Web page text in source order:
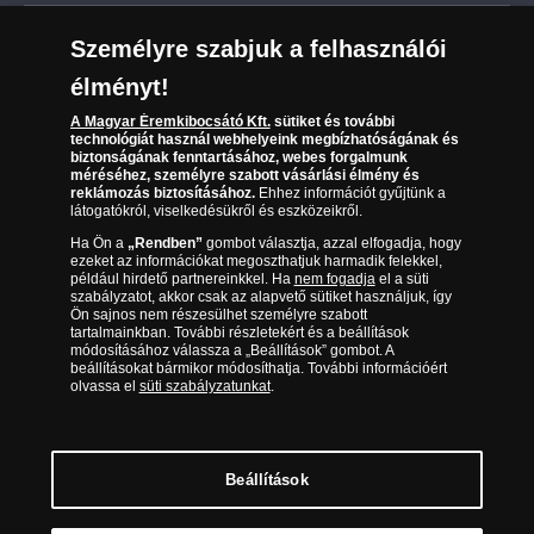
Kézbesítés
Reklamáció
Visszaküldés
Elállási űrlap
Karrier
Sütik (cookies) használata
Süti (cookies)Beállítások
Társaságunkról
Az érmék és érmek ára és értéke
Gyakran ismételt kérdések
Adatkezelés
06 80 888 889
(díjmentesen hívható hétfőtől csütörtökig 9.00 és 17.00
óra között, péntekenként 9.00 és 15.00 óra között)
Magyar Éremkibocsátó Kft. 1134 Budapest, Váci út 33. Cégjegyzékszám: 01-09-
957944, Adószám: 23275395-2-41 A Társaság a Magyar Kereskedelmi
Személyre szabjuk a felhasználói
élményt!
A Magyar Éremkibocsátó Kft.sütiket és további
technológiát használ webhelyeink megbízhatóságának és
biztonságának fenntartásához, webes forgalmunk
méréséhez, személyre szabott vásárlási élmény és
reklámozás biztosításához.Ehhez információt gyűjtünk a
látogatókról, viselkedésükről és eszközeikről.
Ha Ön a „Rendben”gombot választja, azzal elfogadja, hogy
ezeket az információkat megoszthatjuk harmadik felekkel,
például hirdető partnereinkkel. Ha nem fogadjael a süti
szabályzatot, akkor csak az alapvető sütiket használjuk, így
Ön sajnos nem részesülhet személyre szabott
tartalmainkban. További részletekért és a beállítások
módosításához válassza a „Beállítások” gombot. A
beállításokat bármikor módosíthatja. További információért
olvassa el süti szabályzatunkat.
Beállítások